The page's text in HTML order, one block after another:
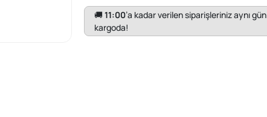
🚚11:00’a kadar verilen siparişleriniz aynı gün
kargoda!